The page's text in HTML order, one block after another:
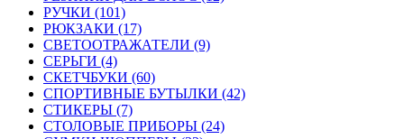
РУЧКИ (101)
РЮКЗАКИ (17)
СВЕТООТРАЖАТЕЛИ (9)
СЕРЬГИ (4)
СКЕТЧБУКИ (60)
СПОРТИВНЫЕ БУТЫЛКИ (42)
СТИКЕРЫ (7)
СТОЛОВЫЕ ПРИБОРЫ (24)